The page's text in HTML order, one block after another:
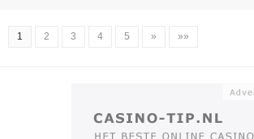
1 2 3 4 5 » »»